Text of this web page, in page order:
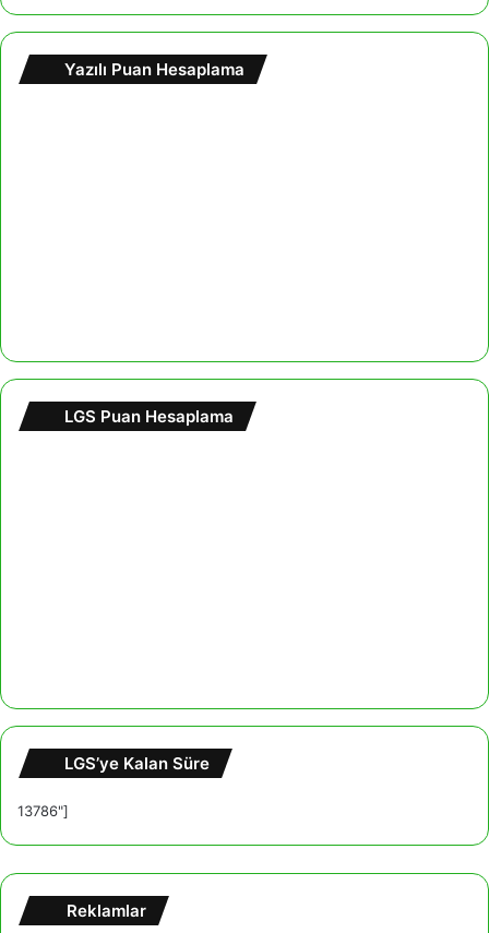
Yazılı Puan Hesaplama
LGS Puan Hesaplama
LGS’ye Kalan Süre
13786"]
Reklamlar